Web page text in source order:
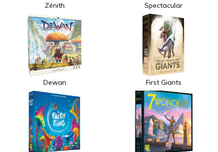
Zénith Spectacular
Dewan First Giants